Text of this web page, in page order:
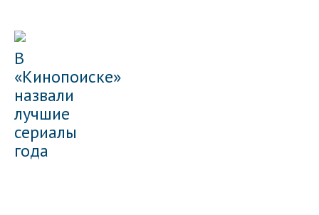
В
«Кинопоиске»
назвали
лучшие
сериалы
года